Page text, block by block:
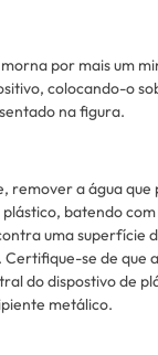
por mais um
colocando-o
na figura.
remover a água
batendo
uma superfície
Certifique-se de que
do dispostivo de
metálico.